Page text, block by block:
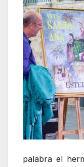
palabra el